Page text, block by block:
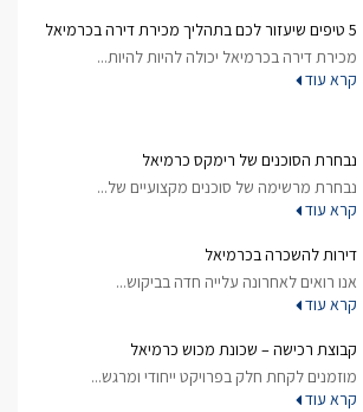
5 טיפים שיעזור לכם בתהליך מכירת דירה בכרמיאל
מכירת דירה בכרמיאל יכולה להיות להיות...
קרא עוד
נבחרת הסוכנים של רימקס כרמיאל
נבחרת מרשימה של סוכנים מקצועיים של...
קרא עוד
דירות להשכרה בכרמיאל
אנו רואים לאחרונה עלייה חדה בביקוש...
קרא עוד
קבוצת רכישה – שכונת מכוש כרמיאל
מוזמנים לקחת חלק בפרויקט ייחודי ומרגש...
קרא עוד